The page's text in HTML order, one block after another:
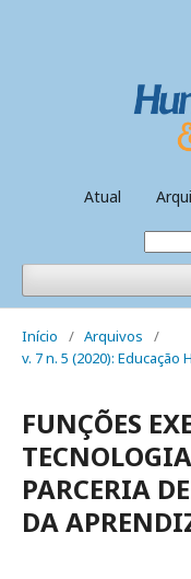
Atual
Início / Arquivos
/
v. 7 n. 5 (2020):
FUNÇÕES
PARCERIA
DA